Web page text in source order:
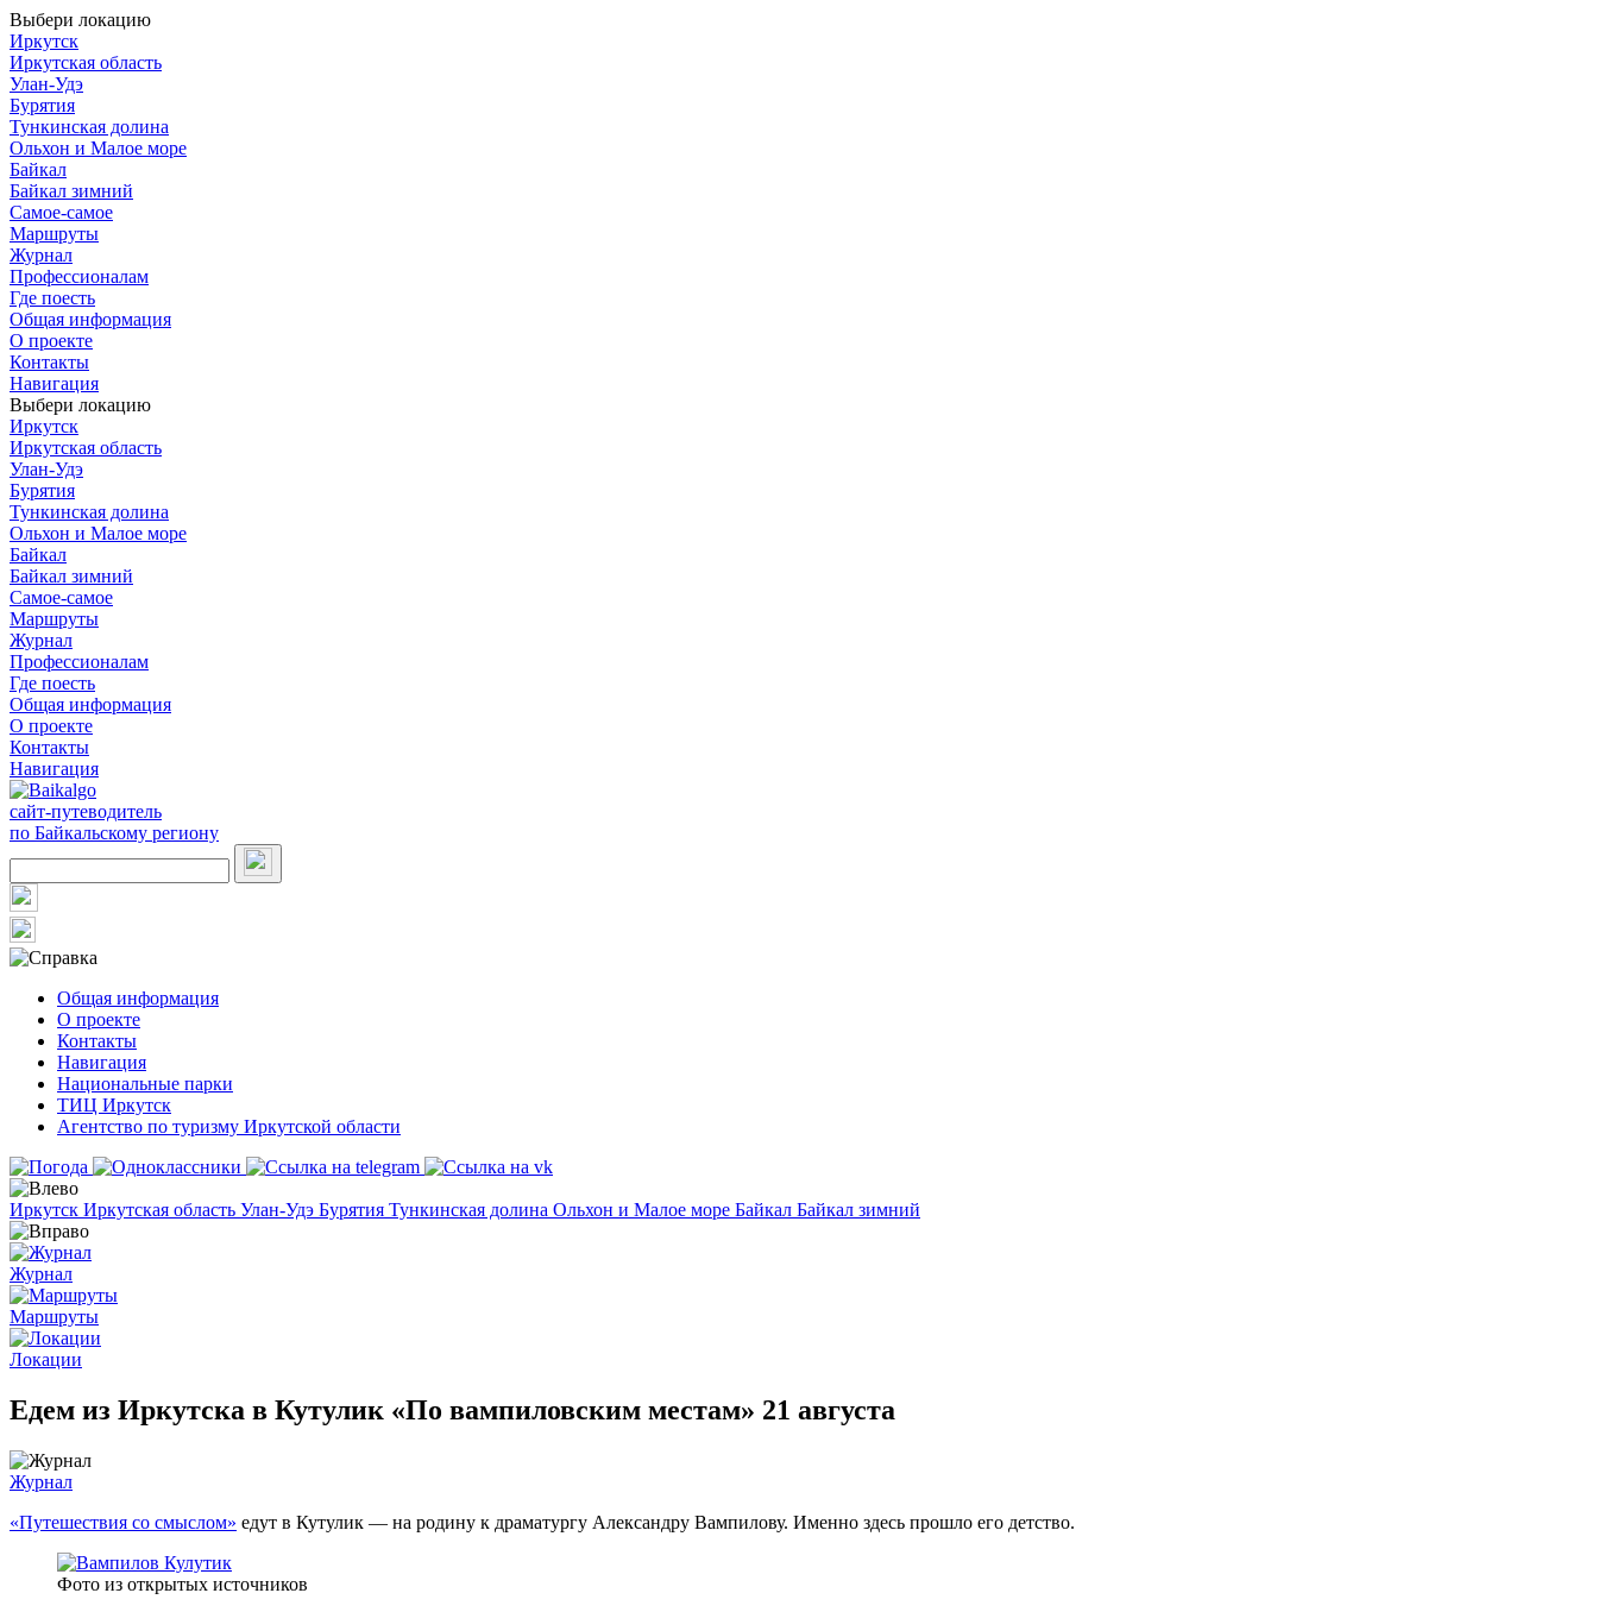
Выбери локацию
Иркутск
Иркутская область
Улан-Удэ
Бурятия
Тункинская долина
Ольхон и Малое море
Байкал
Байкал зимний
Самое-самое
Маршруты
Журнал
Профессионалам
Где поесть
Общая информация
О проекте
Контакты
Навигация
Выбери локацию
Иркутск
Иркутская область
Улан-Удэ
Бурятия
Тункинская долина
Ольхон и Малое море
Байкал
Байкал зимний
Самое-самое
Маршруты
Журнал
Профессионалам
Где поесть
Общая информация
О проекте
Контакты
Навигация
сайт-путеводитель
по Байкальскому региону
Общая информация
О проекте
Контакты
Навигация
Национальные парки
ТИЦ Иркутск
Агентство по туризму Иркутской области
Иркутск Иркутская область Улан-Удэ Бурятия Тункинская долина Ольхон и Малое море Байкал Байкал зимний
Журнал
Маршруты
Локации
Едем из Иркутска в Кутулик «По вампиловским местам» 21 августа
Журнал
«Путешествия со смыслом» едут в Кутулик — на родину к драматургу Александру Вампилову. Именно здесь прошло его детство.
Фото из открытых источников